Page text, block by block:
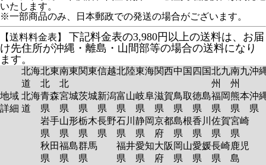
いたします。
※一部商品のみ、日本郵政での発送の場合がございます。
【送料料金表】
下記料金表の3,980円以上の送料は、お届
け先住所が沖縄・離島・山間部等の場合の送料になり
ます。
北海
道
北東
北
南東
北
関東信越北陸東海関西中国 四国北九
州
南九
州
沖
地域
詳細
北海
道
青森
県
岩手
県
秋田
県
宮城
県
山形
県
福島
県
茨城
県
栃木
県
群馬
県
新潟
県
長野
県
富山
県
石川
県
福井
県
岐阜
県
静岡
県
愛知
県
滋賀
県
京都
府
大阪
府
鳥取
県
島根
県
岡山
県
徳島
県
香川
県
愛媛
県
福岡
県
佐賀
県
長崎
県
熊本
県
宮崎
県
鹿児
島
沖